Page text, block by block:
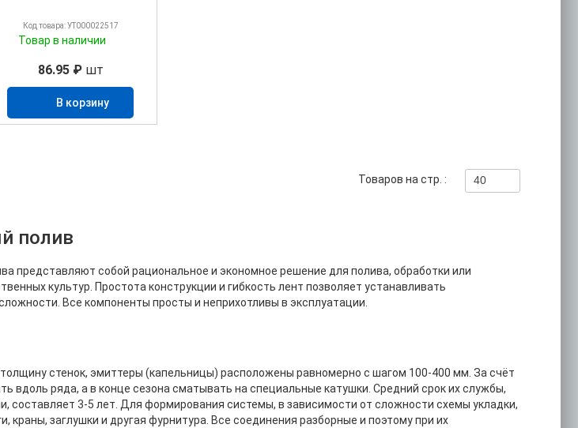
Код товара: УТ000022517
Товар в наличии
86.95 ₽шт
В корзину
Товаров на стр. : 40
полив
представляют собой рациональное и экономное решение для полива, обработки или
культур. Простота конструкции и гибкость лент позволяет устанавливать
Все компоненты просты и неприхотливы в эксплуатации.
стенок, эмиттеры (капельницы) расположены равномерно с шагом 100-400 мм. За счёт
вдоль ряда, а в конце сезона сматывать на специальные катушки. Средний срок их службы,
составляет 3-5 лет. Для формирования системы, в зависимости от сложности схемы укладки,
краны, заглушки и другая фурнитура. Все соединения разборные и поэтому при их